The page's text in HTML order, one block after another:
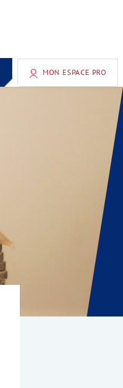
MON ESPACE PRO